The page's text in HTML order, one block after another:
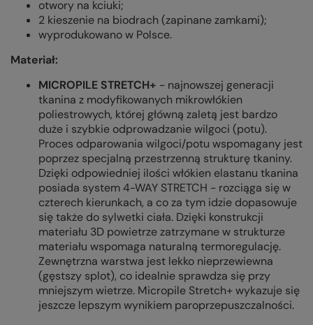
otwory na kciuki;
2 kieszenie na biodrach (zapinane zamkami);
wyprodukowano w Polsce.
Materiał:
MICROPILE STRETCH+ - najnowszej generacji
tkanina z modyfikowanych mikrowłókien
poliestrowych, której główną zaletą jest bardzo
duże i szybkie odprowadzanie wilgoci (potu).
Proces odparowania wilgoci/potu wspomagany jest
poprzez specjalną przestrzenną strukturę tkaniny.
Dzięki odpowiedniej ilości włókien elastanu tkanina
posiada system 4-WAY STRETCH - rozciąga się w
czterech kierunkach, a co za tym idzie dopasowuje
się także do sylwetki ciała. Dzięki konstrukcji
materiału 3D powietrze zatrzymane w strukturze
materiału wspomaga naturalną termoregulację.
Zewnętrzna warstwa jest lekko nieprzewiewna
(gęstszy splot), co idealnie sprawdza się przy
mniejszym wietrze. Micropile Stretch+ wykazuje się
jeszcze lepszym wynikiem paroprzepuszczalności.